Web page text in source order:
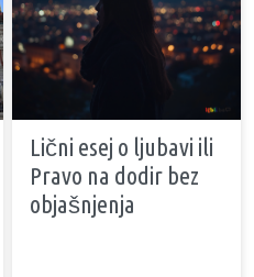
Lični esej o ljubavi ili
Pravo na dodir bez
objašnjenja